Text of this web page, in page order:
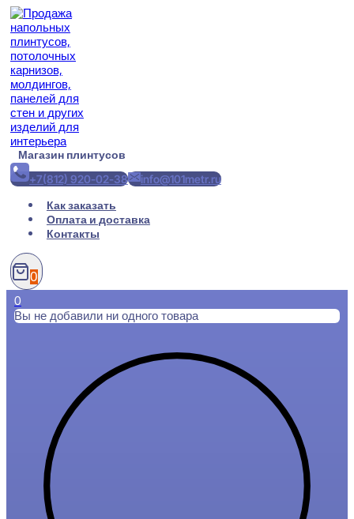
Перейти
содержимому
Магазин плинтусов
+7(812) 920-02-38
info@101metr.ru
Как заказать
Оплата и доставка
Контакты
0
0
Вы не добавили ни одного товара